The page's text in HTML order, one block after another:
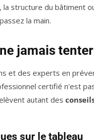
structure du bâtiment
la main.
jamais
et des experts en
certifié n'est
autant des
sur le tableau